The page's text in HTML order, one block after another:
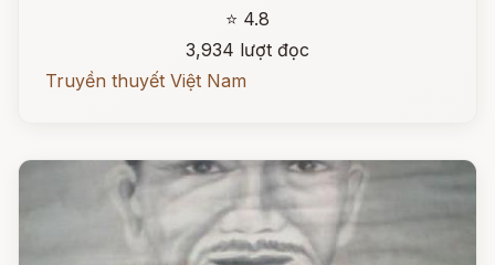
⭐ 4.8
3,934 lượt đọc
Truyền thuyết Việt Nam